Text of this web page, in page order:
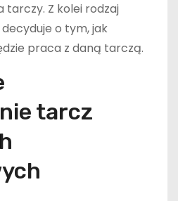
tarczy. Z kolei rodzaj
o tym, jak
praca z daną tarczą.
tarcz